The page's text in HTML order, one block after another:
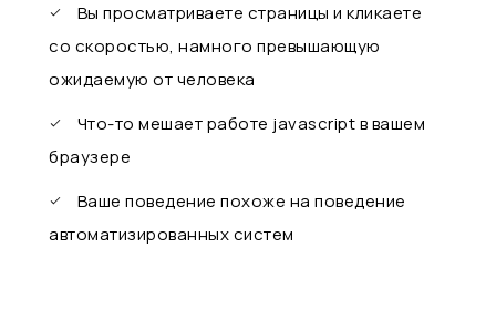
Вы просматриваете страницы и кликаете
со скоростью, намного превышающую
ожидаемую от человека
Что-то мешает работе javascript в вашем
браузере
Ваше поведение похоже на поведение
автоматизированных систем